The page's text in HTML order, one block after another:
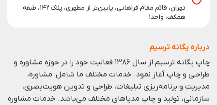
تهران، قائم مقام فراهانی، پایین‌تر از مطهری، پلاک ۱۴۲، طبقه
همکف، واحد۱
درباره یگانه ترسیم
چاپ یگانه ترسیم از سال ۱۳۸۶ فعالیت خود را در حوزه مشاوره و
طراحـی و چاپ آغاز نمود. خدمات مختلف ما شامل: مشاوره،
مدیریت و برنامه‌ریزی تبلیغات، طراحی و تدوین هویت‌بصری،
سازمانی، تولید و چاپ مدیا‌های مختلف می‌باشد. خدمات مشاوره